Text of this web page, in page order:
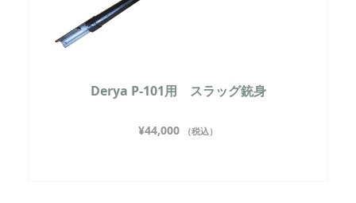
Derya P-101用 スラッグ銃身
¥44,000 （税込）